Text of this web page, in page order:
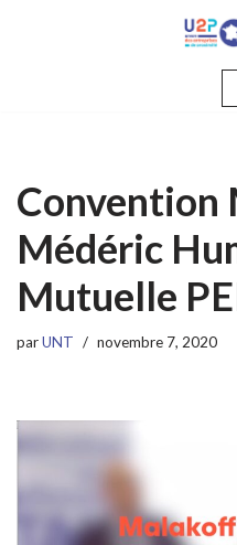
Médéric
Mutuelle
parUNT novembre 7, 2020